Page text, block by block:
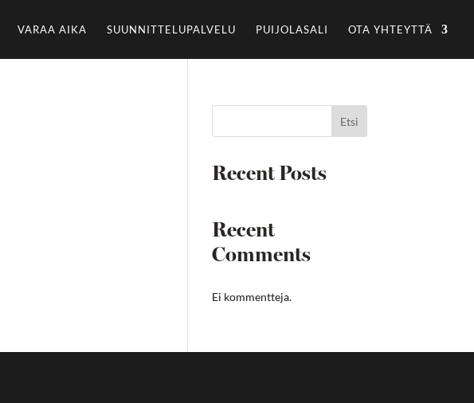
VARAA AIKA SUUNNITTELUPALVELU PUIJOLASALI OTA YHTEYTTÄ
Etsi
Recent Posts
Recent
Comments
Ei kommentteja.